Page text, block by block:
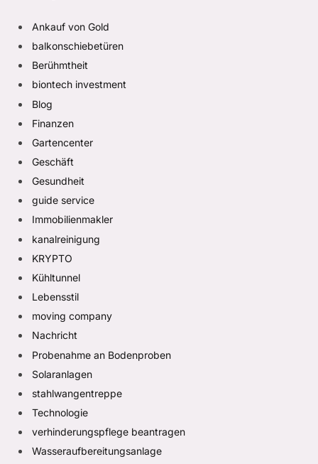
Ankauf von Gold
balkonschiebetüren
Berühmtheit
biontech investment
Blog
Finanzen
Gartencenter
Geschäft
Gesundheit
guide service
Immobilienmakler
kanalreinigung
KRYPTO
Kühltunnel
Lebensstil
moving company
Nachricht
Probenahme an Bodenproben
Solaranlagen
stahlwangentreppe
Technologie
verhinderungspflege beantragen
Wasseraufbereitungsanlage